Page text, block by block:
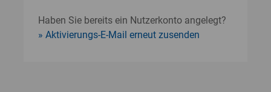
Haben Sie bereits ein Nutzerkonto angelegt?
Aktivierungs-E-Mail erneut zusenden